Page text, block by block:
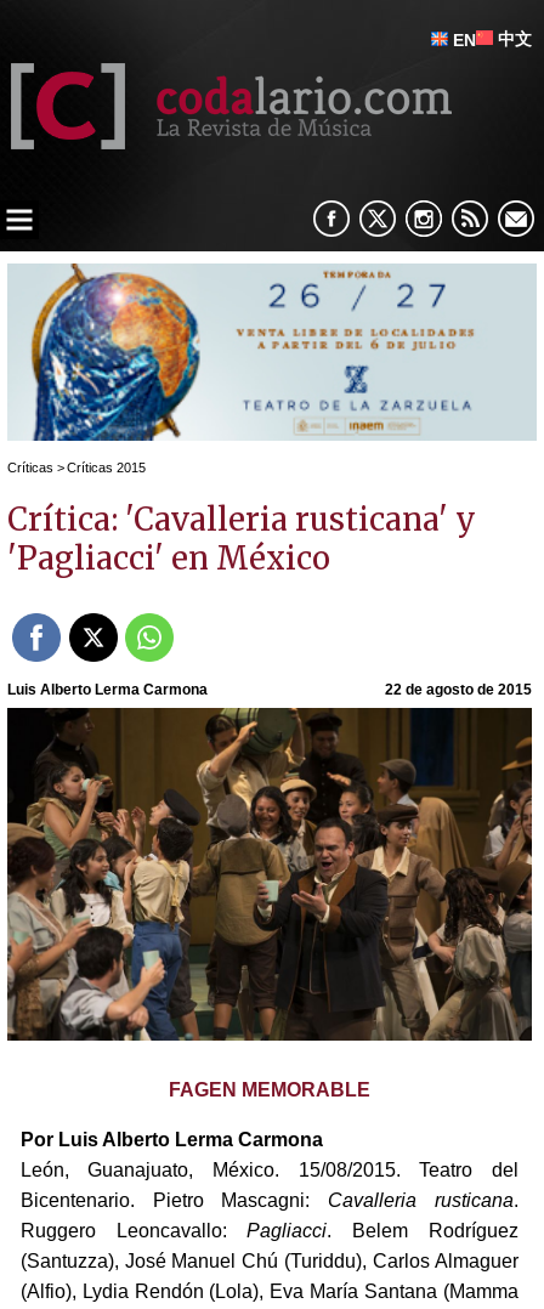
EN 中文
Críticas > Críticas 2015
Crítica: 'Cavalleria rusticana' y
'Pagliacci' en México
Luis Alberto Lerma Carmona 22 de agosto de 2015
FAGEN MEMORABLE
Por Luis Alberto Lerma Carmona
León, Guanajuato, México. 15/08/2015. Teatro del
Bicentenario. Pietro Mascagni: Cavalleria rusticana.
Ruggero Leoncavallo:Pagliacci. Belem Rodríguez
(Santuzza), José Manuel Chú (Turiddu), Carlos Almaguer
(Alfio), Lydia Rendón (Lola), Eva María Santana (Mamma